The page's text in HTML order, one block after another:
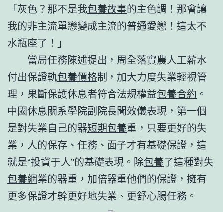
「灰色？那不是我包養故事的主色調！那會讓
我的非主流單戀變成主流的普通愛戀！這太不
水瓶座了！」
當局任務陳述提出，周全落實農人工薪水
付出保證軌包養價格制，加大力度失業輕視管
理，果斷保護休息者符合法規權益包養合約 。
中國休息關系學院副院長聞效儀表現，第一個
是對失業自己的器短期包養重，只要更好的失
業，人的保存、任務、面子才有基礎保證，這
就是“投資于人”的基礎表現。除包養了這種對失
包養網業的器重，加倍器重他們的保證，擁有
更多保證才幹更好地失業、更舒心腸任務。